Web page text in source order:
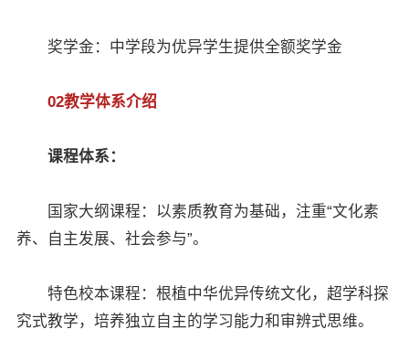
奖学金：中学段为优异学生提供全额奖学金
02教学体系介绍
课程体系：
国家大纲课程：以素质教育为基础，注重“文化素
养、自主发展、社会参与”。
特色校本课程：根植中华优异传统文化，超学科探
究式教学，培养独立自主的学习能力和审辨式思维。